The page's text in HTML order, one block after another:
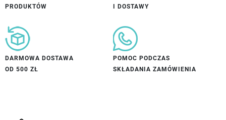
PRODUKTÓW
I DOSTAWY
DARMOWA DOSTAWA
OD 500 ZŁ
POMOC PODCZAS
SKŁADANIA ZAMÓWIENIA